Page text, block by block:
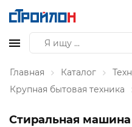
Главная Каталог
Крупная бытовая техника
Стиральная